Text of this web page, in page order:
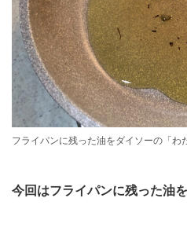
フライパンに残った油をダイソーの「わ
今回はフライパンに残った油